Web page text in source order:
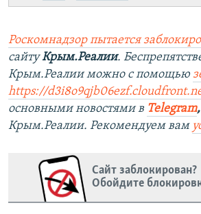
Роскомнадзор пытается
сайтуКрым.Реалии.
Крым.Реалии можно с помощью
https://
основными новостями в Telegram,
Крым.Реалии. Рекомендуем вам
Сайт заблокирован?
Обойдите